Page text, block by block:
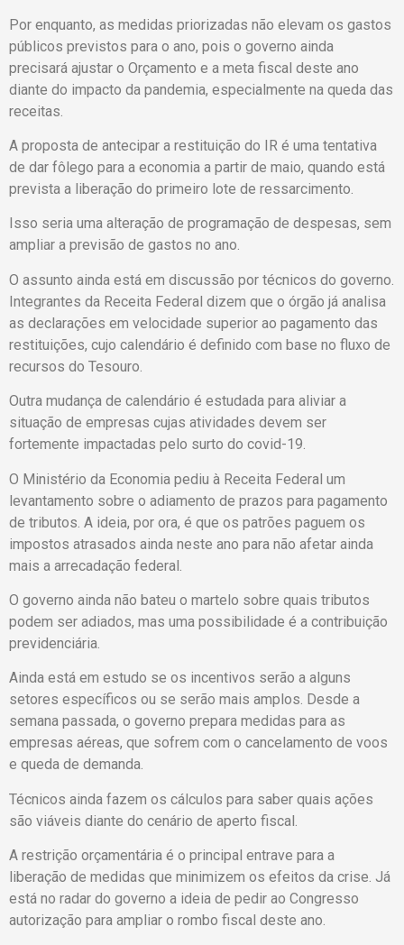
Por enquanto, as medidas priorizadas não elevam os gastos
públicos previstos para o ano, pois o governo ainda
precisará ajustar o Orçamento e a meta fiscal deste ano
diante do impacto da pandemia, especialmente na queda das
receitas.
A proposta de antecipar a restituição do IR é uma tentativa
de dar fôlego para a economia a partir de maio, quando está
prevista a liberação do primeiro lote de ressarcimento.
Isso seria uma alteração de programação de despesas, sem
ampliar a previsão de gastos no ano.
O assunto ainda está em discussão por técnicos do governo.
Integrantes da Receita Federal dizem que o órgão já analisa
as declarações em velocidade superior ao pagamento das
restituições, cujo calendário é definido com base no fluxo de
recursos do Tesouro.
Outra mudança de calendário é estudada para aliviar a
situação de empresas cujas atividades devem ser
fortemente impactadas pelo surto do covid-19.
O Ministério da Economia pediu à Receita Federal um
levantamento sobre o adiamento de prazos para pagamento
de tributos. A ideia, por ora, é que os patrões paguem os
impostos atrasados ainda neste ano para não afetar ainda
mais a arrecadação federal.
O governo ainda não bateu o martelo sobre quais tributos
podem ser adiados, mas uma possibilidade é a contribuição
previdenciária.
Ainda está em estudo se os incentivos serão a alguns
setores específicos ou se serão mais amplos. Desde a
semana passada, o governo prepara medidas para as
empresas aéreas, que sofrem com o cancelamento de voos
e queda de demanda.
Técnicos ainda fazem os cálculos para saber quais ações
são viáveis diante do cenário de aperto fiscal.
A restrição orçamentária é o principal entrave para a
liberação de medidas que minimizem os efeitos da crise. Já
está no radar do governo a ideia de pedir ao Congresso
autorização para ampliar o rombo fiscal deste ano.